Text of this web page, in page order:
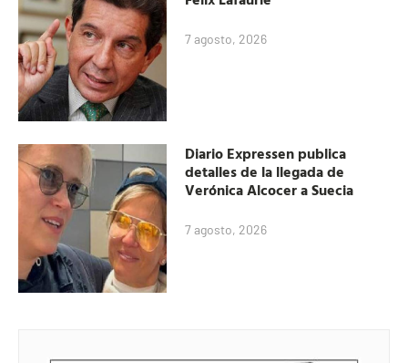
7 agosto, 2026
Diario Expressen publica
detalles de la llegada de
Verónica Alcocer a Suecia
7 agosto, 2026